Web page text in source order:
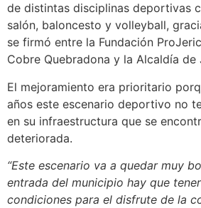
de distintas disciplinas deportivas
salón, baloncesto y volleyball,
se firmó entre la Fundación
Cobre Quebradona y la Alcaldía de
El mejoramiento era prioritario
años este escenario deportivo no
en su infraestructura que se
deteriorada.
“Este escenario va a quedar muy
entrada del municipio hay que
condiciones para el disfrute de la